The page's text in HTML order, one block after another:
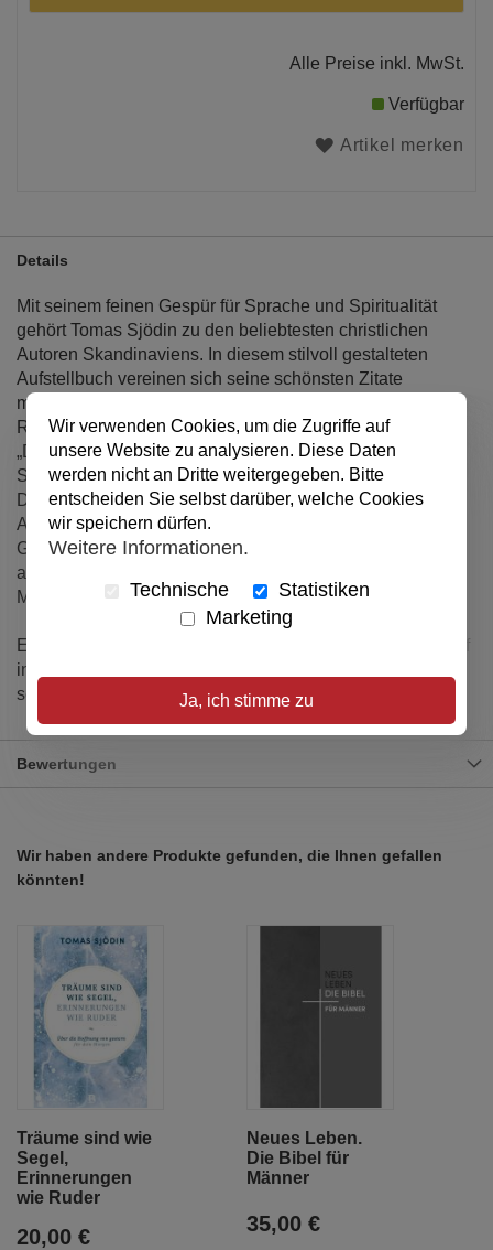
Alle Preise inkl. MwSt.
Verfügbar
Artikel merken
Details
Mit seinem feinen Gespür für Sprache und Spiritualität
gehört Tomas Sjödin zu den beliebtesten christlichen
Autoren Skandinaviens. In diesem stilvoll gestalteten
Aufstellbuch vereinen sich seine schönsten Zitate
mit ästhetischen Bildwelten und einem Hauch nordischer
Ruhe.
„Die Ruhe ist nicht dazu da, dass wir noch mehr schaffen.
Sie will uns neu erschaffen.“
Dieser und viele weitere Gedanken laden dazu ein, im
Alltag Tiefe zu entdecken und der leisen Sehnsucht nach
Gott Raum zu geben – offen, ehrlich, fragend. Ergänzt von
ausgewählten Bibelversen aus der Übersetzung The
Message.
Ein Aufstellbuch, das nicht nur dekorativ, sondern auch tief
inspirierend ist – ideal zum Verschenken oder um sich
selbst eine Freude zu machen.
Bewertungen
Wir haben andere Produkte gefunden, die Ihnen gefallen
könnten!
Träume sind wie
Segel,
Erinnerungen
wie Ruder
20,00 €
Neues Leben.
Die Bibel für
Männer
35,00 €
Wir verwenden Cookies, um die Zugriffe auf
unsere Website zu analysieren. Diese Daten
werden nicht an Dritte weitergegeben. Bitte
entscheiden Sie selbst darüber, welche Cookies
wir speichern dürfen.
Weitere Informationen.
Technische
Statistiken
Marketing
Ja, ich stimme zu